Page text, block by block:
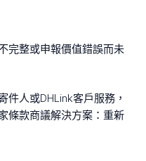
完整或申報價值錯誤而未
件人或DHLink客戶服務，
條款商議解決方案：重新